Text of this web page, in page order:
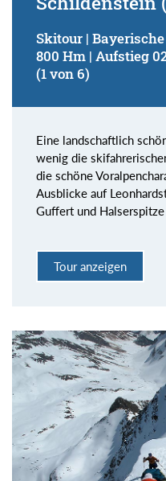
Skitour |
800 Hm | Aufstieg
(1 von 6)
Eine landschaftlich
wenig die
die schöne
Ausblicke auf
Guffert und
Tour anzeigen